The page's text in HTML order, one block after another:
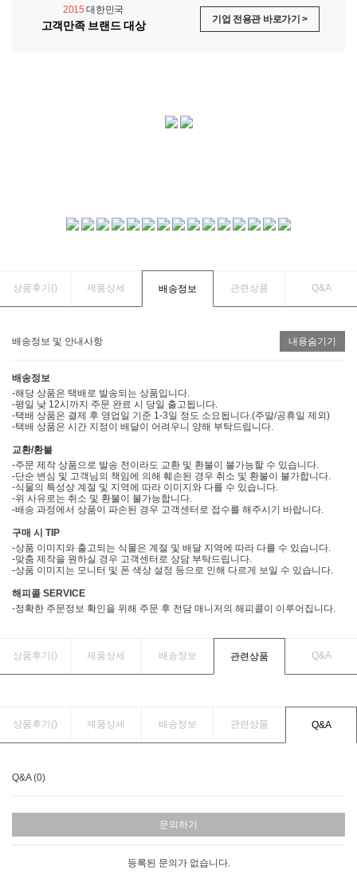
2015 대한민국
고객만족 브랜드 대상 기업 전용관 바로가기 >
상품후기() 제품상세 배송정보 관련상품 Q&A
배송정보 및 안내사항 내용숨기기
배송정보
-해당 상품은 택배로 발송되는 상품입니다.
-평일 낮 12시까지 주문 완료 시 당일 출고됩니다.
-택배 상품은 결제 후 영업일 기준 1-3일 정도 소요됩니다.(주말/공휴일 제외)
-택배 상품은 시간 지정이 배달이 어려우니 양해 부탁드립니다.
교환/환불
-주문 제작 상품으로 발송 전이라도 교환 및 환불이 불가능할 수 있습니다.
-단순 변심 및 고객님의 책임에 의해 훼손된 경우 취소 및 환불이 불가합니다.
-식물의 특성상 계절 및 지역에 따라 이미지와 다를 수 있습니다.
-위 사유로는 취소 및 환불이 불가능합니다.
-배송 과정에서 상품이 파손된 경우 고객센터로 접수를 해주시기 바랍니다.
구매 시 TIP
-상품 이미지와 출고되는 식물은 계절 및 배달 지역에 따라 다를 수 있습니다.
-맞춤 제작을 원하실 경우 고객센터로 상담 부탁드립니다.
-상품 이미지는 모니터 및 폰 색상 설정 등으로 인해 다르게 보일 수 있습니다.
해피콜 SERVICE
-정확한 주문정보 확인을 위해 주문 후 전담 매니저의 해피콜이 이루어집니다.
상품후기() 제품상세 배송정보 관련상품 Q&A
상품후기() 제품상세 배송정보 관련상품 Q&A
Q&A (0)
문의하기
등록된 문의가 없습니다.